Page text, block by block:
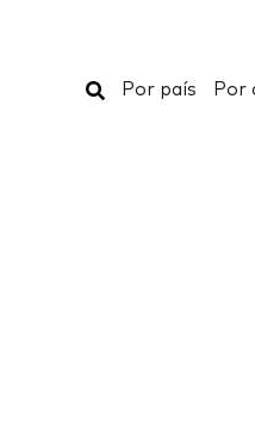
Buscar
Por país Por